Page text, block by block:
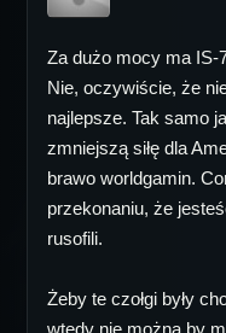
Za dużo mocy ma
Nie, oczywiście, że
najlepsze. Tak samo
zmniejszą siłę dla
brawo worldgamin.
przekonaniu, że
rusofili.
Żeby te czołgi były
wtedy nie można by